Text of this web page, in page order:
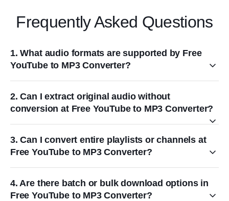
Frequently Asked Questions
1. What audio formats are supported by Free
YouTube to MP3 Converter?
2. Can I extract original audio without
conversion at Free YouTube to MP3 Converter?
3. Can I convert entire playlists or channels at
Free YouTube to MP3 Converter?
4. Are there batch or bulk download options in
Free YouTube to MP3 Converter?